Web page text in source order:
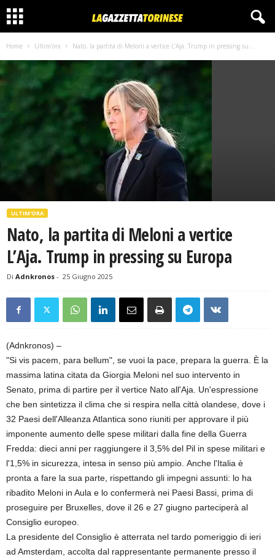
Home Ultim'ora Nato, la partita di Meloni a vertice L’Aja. Trump in pressing su...
ULTIM'ORA
Nato, la partita di Meloni a vertice
L’Aja. Trump in pressing su Europa
Di Adnkronos - 25 Giugno 2025
(Adnkronos) –
"Si vis pacem, para bellum", se vuoi la pace, prepara la guerra. È la
massima latina citata da Giorgia Meloni nel suo intervento in
Senato, prima di partire per il vertice Nato all'Aja. Un'espressione
che ben sintetizza il clima che si respira nella città olandese, dove i
32 Paesi dell'Alleanza Atlantica sono riuniti per approvare il più
imponente aumento delle spese militari dalla fine della Guerra
Fredda: dieci anni per raggiungere il 3,5% del Pil in spese militari e
l'1,5% in sicurezza, intesa in senso più ampio. Anche l'Italia è
pronta a fare la sua parte, rispettando gli impegni assunti: lo ha
ribadito Meloni in Aula e lo confermerà nei Paesi Bassi, prima di
proseguire per Bruxelles, dove il 26 e 27 giugno parteciperà al
Consiglio europeo.
La presidente del Consiglio è atterrata nel tardo pomeriggio di ieri
ad Amsterdam, accolta dal rappresentante permanente presso il